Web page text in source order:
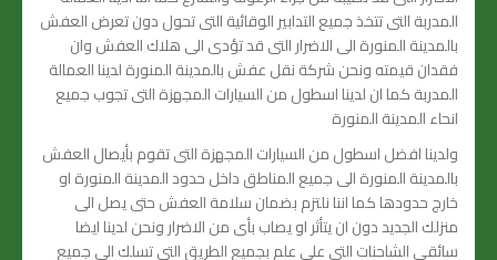
المدربة التى تتخذ جميع التدابير الوقائية التى تحول دون تعرض العفش
بالمدينة المنورة الى الاضرار التى قد تؤدى الى هلاك العفش وان
فقدان قيمته ونحن شركة نقل عفش بالمدينة المنورة لدينا العمالة
المدربة كما ان لدينا اسطول من السيارات المجهزة التى تجوب جميع
انحاء المدينة المنورة
ولدينا افضل اسطول من السيارات المجهزة التى تقوم بأيصال العفش
بالمدينة المنورة الى جميع المناطق داخل حدود المدينة المنورة او
خارج حدودها كما اننا نلتزم بضمان سلامة العفش حتى يصل الى
منزلك الجديد دون ان يتأثر او يصاب بأى من الاضرار ونحن لدينا ايضا
سائقى الشاحنات التى على علم بجميع الطريق التى تسلك الى جميع